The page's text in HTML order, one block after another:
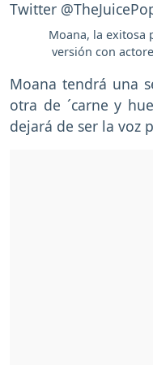
Moana, la exitosa
versión con
Moana tendrá una
otra de ´carne y
dejará de ser la voz